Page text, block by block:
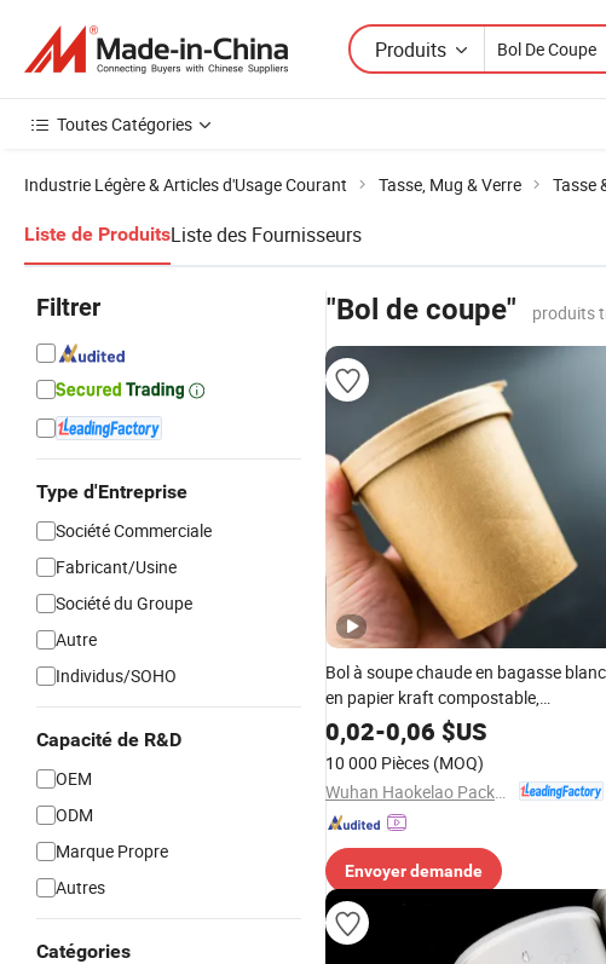
Produits
Toutes Catégories
Industrie Légère & Articles d'Usage Courant Tasse, Mug & Verre Tasse
Liste de ProduitsListe des Fournisseurs
Filtrer
Type d'Entreprise
Société Commerciale
Fabricant/Usine
Société du Groupe
Autre
Individus/SOHO
Capacité de R&D
OEM
ODM
Marque Propre
Autres
Catégories
"Bol de coupe" produits
Bol à soupe chaude en bagasse
en papier kraft compostable,
biodégradable et jetable avec couvercle
en PP
0,02-0,06 $US
10 000 Pièces (MOQ)
Envoyer demande